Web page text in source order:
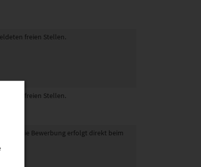
freien Stellen.
freien Stellen.
Die Bewerbung erfolgt direkt beim